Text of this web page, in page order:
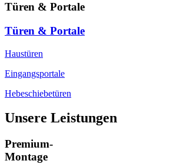
Türen & Portale
Türen & Portale
Haustüren
Eingangsportale
Hebeschiebetüren
Unsere Leistungen
Premium-
Montage